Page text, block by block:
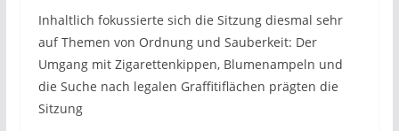
Inhaltlich fokussierte sich die Sitzung diesmal sehr
auf Themen von Ordnung und Sauberkeit: Der
Umgang mit Zigarettenkippen, Blumenampeln und
die Suche nach legalen Graffitiflächen prägten die
Sitzung